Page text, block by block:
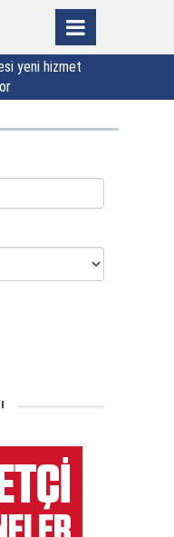
yeni hizmet